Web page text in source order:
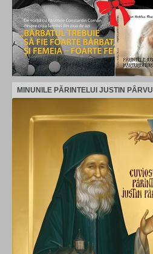
MINUNILE PĂRINTELUI JUSTIN PÂRVU